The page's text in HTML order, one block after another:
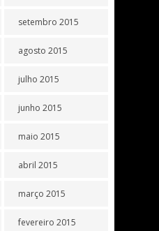
setembro 2015
agosto 2015
julho 2015
junho 2015
maio 2015
abril 2015
março 2015
fevereiro 2015